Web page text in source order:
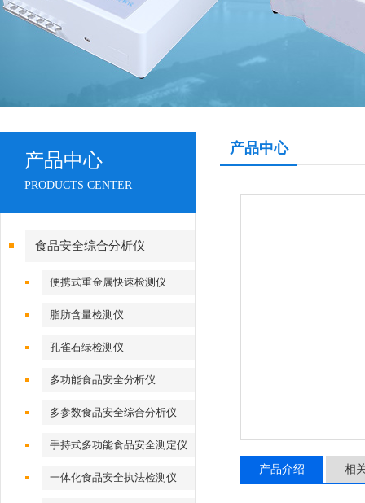
产品中心
PRODUCTS CENTER
食品安全综合分析仪
便携式重金属快速检测仪
脂肪含量检测仪
孔雀石绿检测仪
多功能食品安全分析仪
多参数食品安全综合分析仪
手持式多功能食品安全测定仪
一体化食品安全执法检测仪
产品中心
产品介绍 相